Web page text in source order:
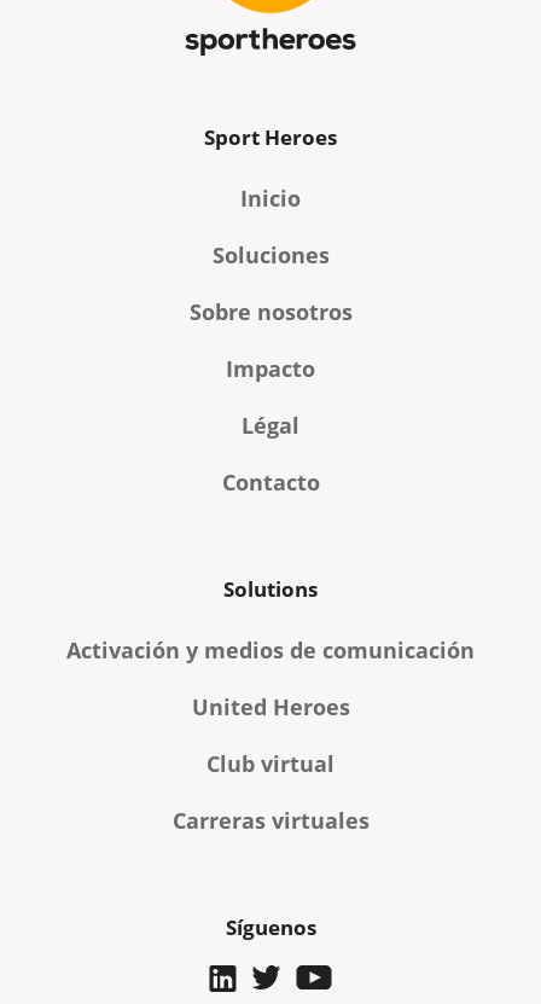
Sport Heroes
Inicio
Soluciones
Sobre nosotros
Impacto
Légal
Contacto
Solutions
Activación y medios de comunicación
United Heroes
Club virtual
Carreras virtuales
Síguenos